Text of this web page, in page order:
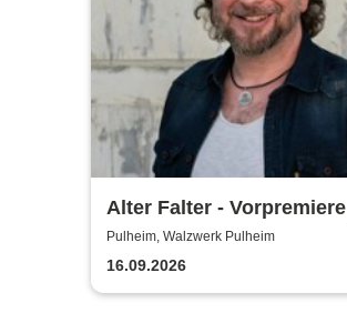
Alter Falter - Vorpremiere |
Hennes Bender Live!
Pulheim, Walzwerk Pulheim
16.09.2026